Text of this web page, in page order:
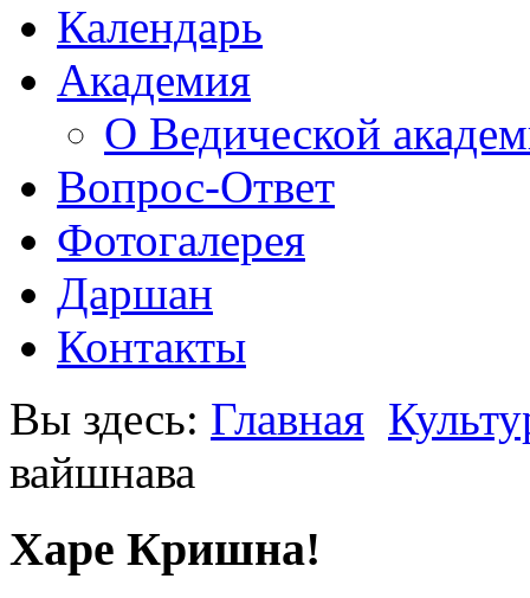
Календарь
Академия
О Ведической
Вопрос-Ответ
Фотогалерея
Даршан
Контакты
Вы здесь: Главная
вайшнава
Харе Кришна!